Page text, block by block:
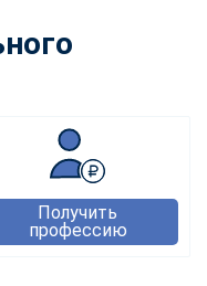
Получить
профессию